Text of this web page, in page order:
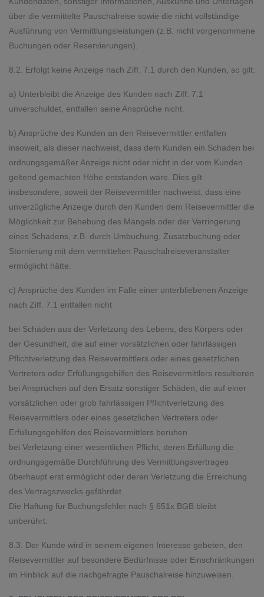
über die vermittelte Pauschalreise sowie die nicht vollständige
Ausführung von Vermittlungsleistungen (z.B. nicht vorgenommene
Buchungen oder Reservierungen).
8.2. Erfolgt keine Anzeige nach Ziff. 7.1 durch den Kunden, so gilt:
a) Unterbleibt die Anzeige des Kunden nach Ziff. 7.1
unverschuldet, entfallen seine Ansprüche nicht.
b) Ansprüche des Kunden an den Reisevermittler entfallen
insoweit, als dieser nachweist, dass dem Kunden ein Schaden bei
ordnungsgemäßer Anzeige nicht oder nicht in der vom Kunden
geltend gemachten Höhe entstanden wäre. Dies gilt
insbesondere, soweit der Reisevermittler nachweist, dass eine
unverzügliche Anzeige durch den Kunden dem Reisevermittler die
Möglichkeit zur Behebung des Mangels oder der Verringerung
eines Schadens, z.B. durch Umbuchung, Zusatzbuchung oder
Stornierung mit dem vermittelten Pauschalreiseveranstalter
ermöglicht hätte.
c) Ansprüche des Kunden im Falle einer unterbliebenen Anzeige
nach Ziff. 7.1 entfallen nicht
bei Schäden aus der Verletzung des Lebens, des Körpers oder
der Gesundheit, die auf einer vorsätzlichen oder fahrlässigen
Pflichtverletzung des Reisevermittlers oder eines gesetzlichen
Vertreters oder Erfüllungsgehilfen des Reisevermittlers resultieren
bei Ansprüchen auf den Ersatz sonstiger Schäden, die auf einer
vorsätzlichen oder grob fahrlässigen Pflichtverletzung des
Reisevermittlers oder eines gesetzlichen Vertreters oder
Erfüllungsgehilfen des Reisevermittlers beruhen
bei Verletzung einer wesentlichen Pflicht, deren Erfüllung die
ordnungsgemäße Durchführung des Vermittlungsvertrages
überhaupt erst ermöglicht oder deren Verletzung die Erreichung
des Vertragszwecks gefährdet.
Die Haftung für Buchungsfehler nach § 651x BGB bleibt
unberührt.
8.3. Der Kunde wird in seinem eigenen Interesse gebeten, den
Reisevermittler auf besondere Bedürfnisse oder Einschränkungen
im Hinblick auf die nachgefragte Pauschalreise hinzuweisen.